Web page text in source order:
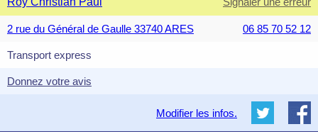
2 rue du Général de Gaulle 33740 ARES 06 85 70 52 12
Transport express
Donnez votre avis
Modifier les infos.